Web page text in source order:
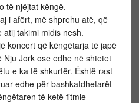
të njëjtat këngë.
i afërt, më shprehu atë, që
takimi midis nesh.
koncert që këngëtarja të japë
Jork ose edhe në shtetet
e ka të shkurtër. Është rast
edhe për bashkatdhetarët
të ketë fitmie